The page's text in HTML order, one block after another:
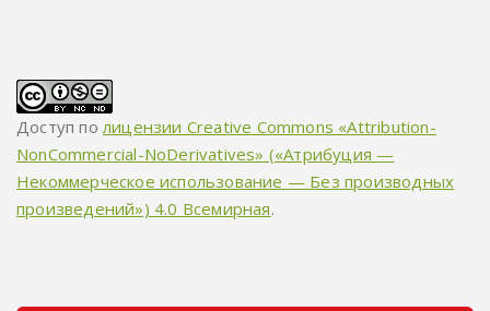
Доступ полицензии Creative Commons «Attribution-
NonCommercial-NoDerivatives» («Атрибуция —
Некоммерческое использование — Без производных
произведений») 4.0 Всемирная.